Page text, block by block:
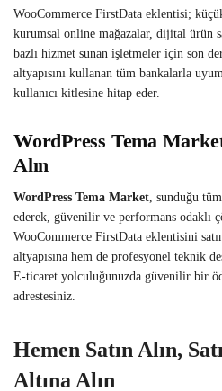
WooCommerce FirstData eklentisi;
kurumsal online mağazalar, dijital ürün
bazlı hizmet sunan işletmeler için son
altyapısını kullanan tüm bankalarla
kullanıcı kitlesine hitap eder.
WordPress Tema
Alın
WordPress Tema Market, sunduğu
ederek, güvenilir ve performans odaklı
WooCommerce FirstData eklentisini
altyapısına hem de profesyonel teknik
E-ticaret yolculuğunuzda güvenilir bir
adrestesiniz.
Hemen Satın Alın,
Altına Alın